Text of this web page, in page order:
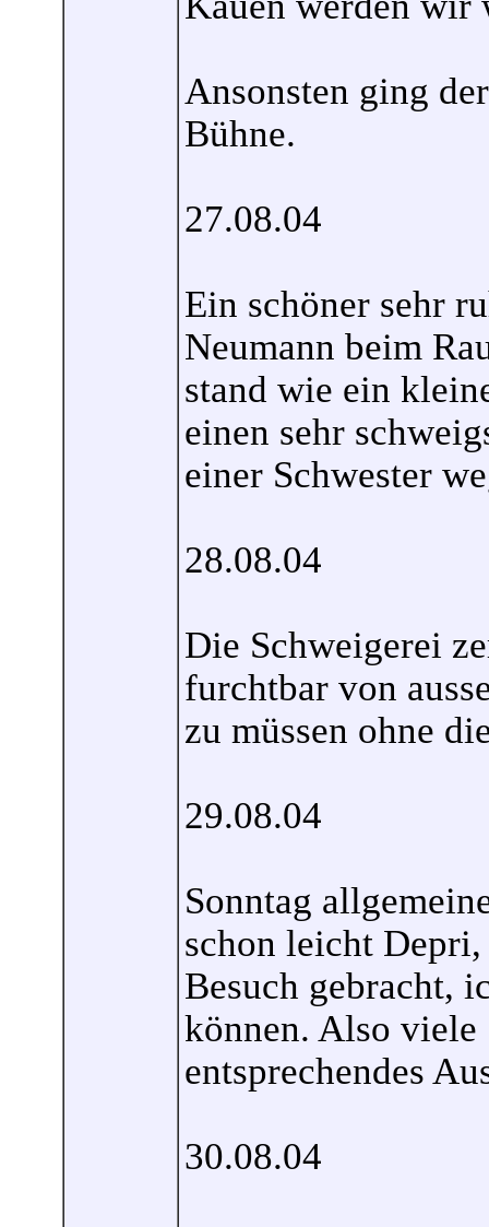
Ansonsten ging
Bühne.
27.08.04
Ein schöner sehr
Neumann beim
stand wie ein
einen sehr
einer Schwester
28.08.04
Die Schweigerei
furchtbar von
zu müssen ohne
29.08.04
Sonntag
schon leicht
Besuch gebracht,
können. Also viele
entsprechendes
30.08.04